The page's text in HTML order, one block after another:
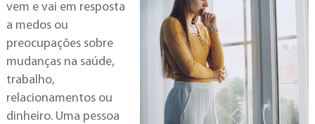
vem e vai em resposta
a medos ou
preocupações sobre
mudanças na saúde,
trabalho,
relacionamentos ou
dinheiro. Uma pessoa